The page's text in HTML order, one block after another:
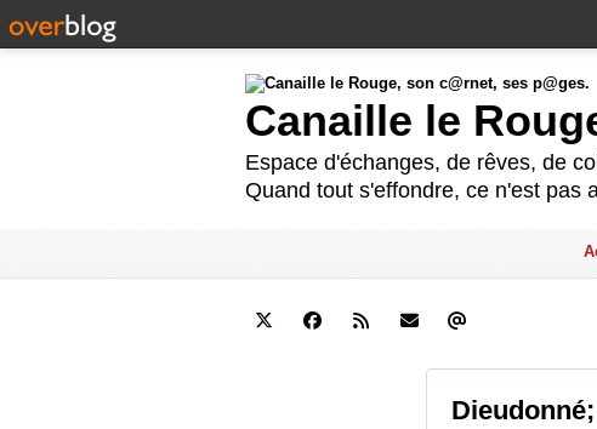
Canaille le
Espace d'échanges, de rêves, de
Quand tout s'effondre, ce n'est pas